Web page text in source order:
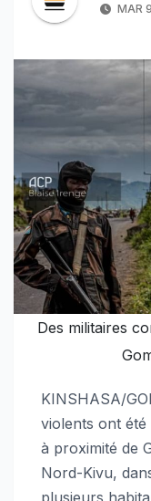
MAR
Des militaires
KINSHASA/
violents ont été
à proximité de
Nord-Kivu,